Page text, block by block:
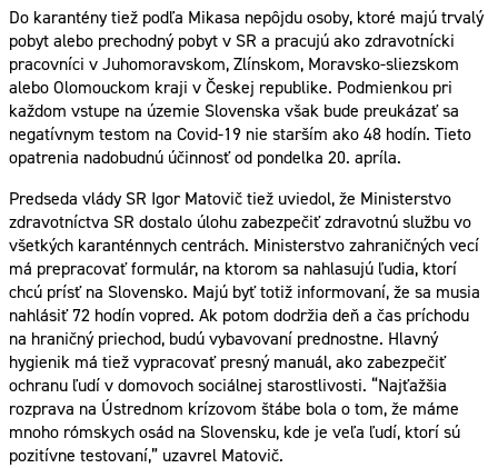
Do karantény tiež podľa Mikasa nepôjdu osoby, ktoré majú trvalý
pobyt alebo prechodný pobyt v SR a pracujú ako zdravotnícki
pracovníci v Juhomoravskom, Zlínskom, Moravsko-sliezskom
alebo Olomouckom kraji v Českej republike. Podmienkou pri
každom vstupe na územie Slovenska však bude preukázať sa
negatívnym testom na Covid-19 nie starším ako 48 hodín. Tieto
opatrenia nadobudnú účinnosť od pondelka 20. apríla.
Predseda vlády SR Igor Matovič tiež uviedol, že Ministerstvo
zdravotníctva SR dostalo úlohu zabezpečiť zdravotnú službu vo
všetkých karanténnych centrách. Ministerstvo zahraničných vecí
má prepracovať formulár, na ktorom sa nahlasujú ľudia, ktorí
chcú prísť na Slovensko. Majú byť totiž informovaní, že sa musia
nahlásiť 72 hodín vopred. Ak potom dodržia deň a čas príchodu
na hraničný priechod, budú vybavovaní prednostne. Hlavný
hygienik má tiež vypracovať presný manuál, ako zabezpečiť
ochranu ľudí v domovoch sociálnej starostlivosti. “Najťažšia
rozprava na Ústrednom krízovom štábe bola o tom, že máme
mnoho rómskych osád na Slovensku, kde je veľa ľudí, ktorí sú
pozitívne testovaní,” uzavrel Matovič.